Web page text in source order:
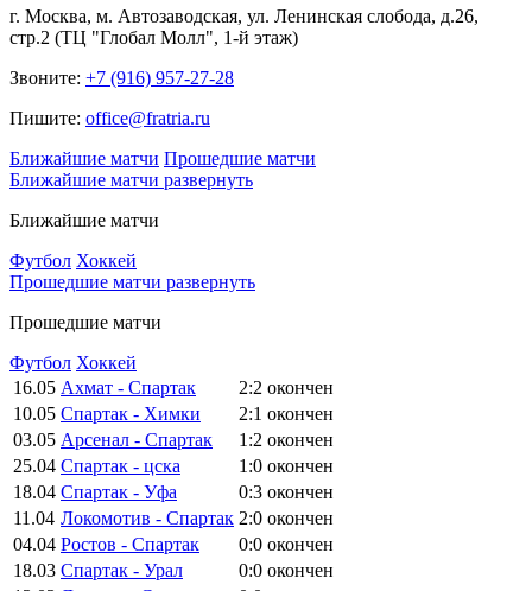
г. Москва, м. Автозаводская, ул. Ленинская слобода, д.26,
стр.2 (ТЦ "Глобал Молл", 1-й этаж)
Звоните: +7 (916) 957-27-28
Пишите: office@fratria.ru
Ближайшие матчи Прошедшие матчи
Ближайшие матчи развернуть
Ближайшие матчи
Футбол Хоккей
Прошедшие матчи развернуть
Прошедшие матчи
Футбол Хоккей
16.05 Ахмат - Спартак 2:2 окончен
10.05 Спартак - Химки 2:1 окончен
03.05 Арсенал - Спартак 1:2 окончен
25.04 Спартак - цска 1:0 окончен
18.04 Спартак - Уфа 0:3 окончен
11.04 Локомотив - Спартак 2:0 окончен
04.04 Ростов - Спартак 0:0 окончен
18.03 Спартак - Урал 0:0 окончен